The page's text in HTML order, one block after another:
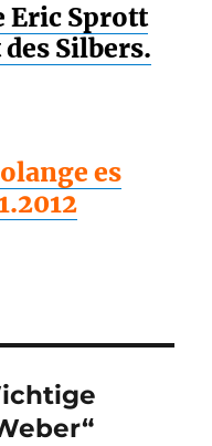
Eric Sprott
Silbers.
es